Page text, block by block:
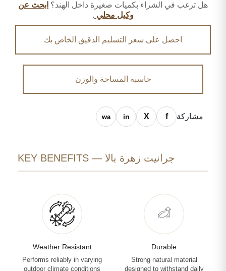
هل ترغب في الشراء بكميات صغيرة داخل الهند؟ ابحث عن
وكيل محلي .
احصل على سعر التسليم الدقيق الخاص بك
حاسبة المساحة والوزن
مشاركة
جرانيت زهرة بالا — KEY BENEFITS
Durable
Strong natural material
designed to withstand daily
Weather Resistant
Performs reliably in varying
outdoor climate conditions